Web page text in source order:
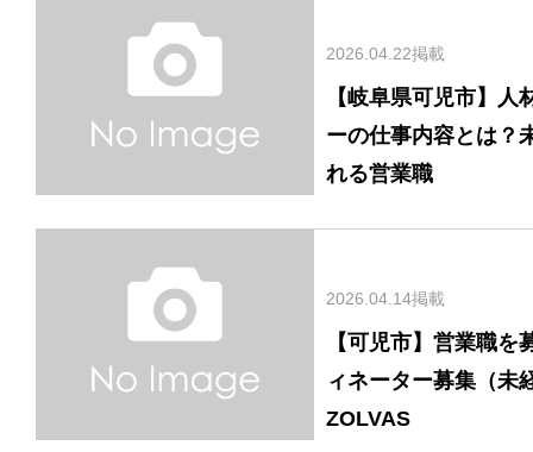
2026.04.22掲載
【岐阜県可児市】人
ーの仕事内容とは？
れる営業職
2026.04.14掲載
【可児市】営業職を
ィネーター募集（未
ZOLVAS